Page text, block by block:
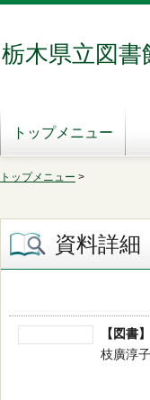
栃木県立図書
トップメニュー
トップメニュー >
資料詳細
【図書
枝廣淳